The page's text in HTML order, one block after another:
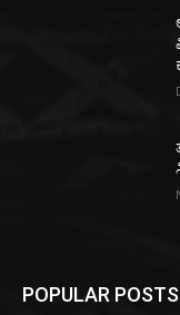
POPULAR POSTS